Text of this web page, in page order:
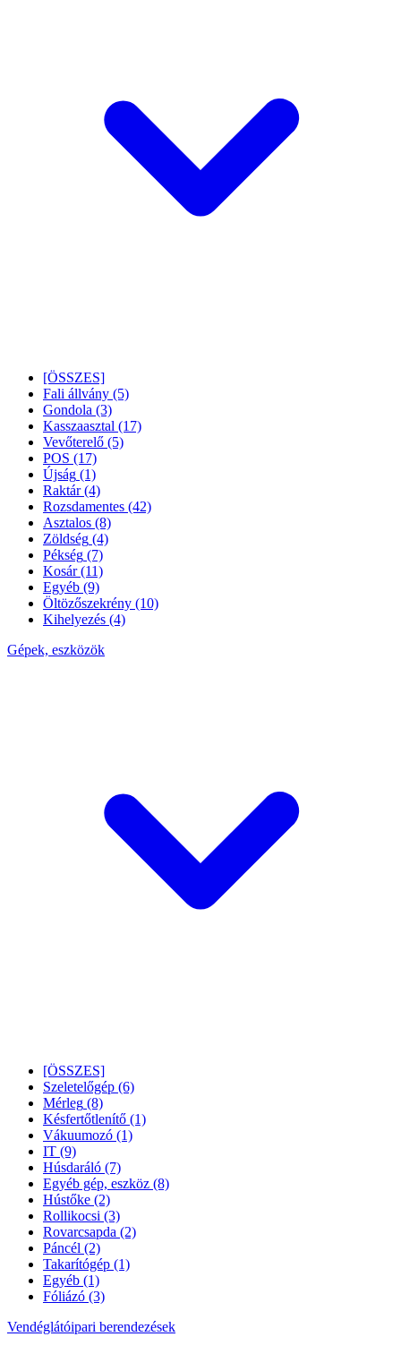
[ÖSSZES]
Fali állvány (5)
Gondola (3)
Kasszaasztal (17)
Vevőterelő (5)
POS (17)
Újság (1)
Raktár (4)
Rozsdamentes (42)
Asztalos (8)
Zöldség (4)
Pékség (7)
Kosár (11)
Egyéb (9)
Öltözőszekrény (10)
Kihelyezés (4)
Gépek, eszközök
[ÖSSZES]
Szeletelőgép (6)
Mérleg (8)
Késfertőtlenítő (1)
Vákuumozó (1)
IT (9)
Húsdaráló (7)
Egyéb gép, eszköz (8)
Hústőke (2)
Rollikocsi (3)
Rovarcsapda (2)
Páncél (2)
Takarítógép (1)
Egyéb (1)
Fóliázó (3)
Vendéglátóipari berendezések